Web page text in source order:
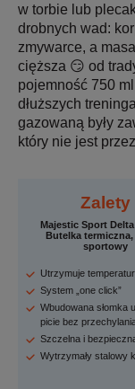
w torbie lub
drobnych wad:
zmywarce, a
cięższa 😏 od
pojemność 750
dłuższych
gazowaną były
który nie jest
Zalety
Majestic Sport
Butelka
sportowy
Utrzymuje
System „one click”
Wbudowana słomka
picie bez
Szczelna i
Wytrzymały stalowy